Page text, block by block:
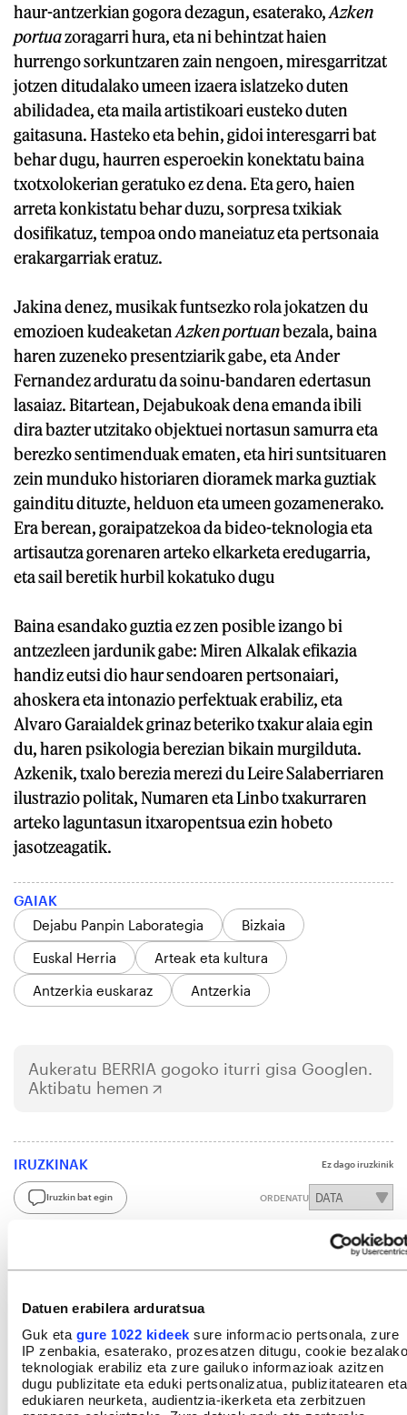
Datuen erabilera arduratsua
Guk eta gure 1022 kideek sure informacio pertsonala, zure
IP zenbakia, esaterako, prozesatzen ditugu, cookie bezalako
teknologiak erabiliz eta zure gailuko informazioak azitzen
dugu publizitate eta eduki pertsonalizatua, publizitatearen eta
edukiaren neurketa, audientzia-ikerketa eta zerbitzuen
haur-antzerkian gogora dezagun, esaterako,Azken
portuazoragarri hura, eta ni behintzat haien
hurrengo sorkuntzaren zain nengoen, miresgarritzat
jotzen ditudalako umeen izaera islatzeko duten
abilidadea, eta maila artistikoari eusteko duten
gaitasuna. Hasteko eta behin, gidoi interesgarri bat
behar dugu, haurren esperoekin konektatu baina
txotxolokerian geratuko ez dena. Eta gero, haien
arreta konkistatu behar duzu, sorpresa txikiak
dosifikatuz, tempoa ondo maneiatuz eta pertsonaia
erakargarriak eratuz.
Jakina denez, musikak funtsezko rola jokatzen du
emozioen kudeaketanAzken portuanbezala, baina
haren zuzeneko presentziarik gabe, eta Ander
Fernandez arduratu da soinu-bandaren edertasun
lasaiaz. Bitartean, Dejabukoak dena emanda ibili
dira bazter utzitako objektuei nortasun samurra eta
berezko sentimenduak ematen, eta hiri suntsituaren
zein munduko historiaren dioramek marka guztiak
gainditu dituzte, helduon eta umeen gozamenerako.
Era berean, goraipatzekoa da bideo-teknologia eta
artisautza gorenaren arteko elkarketa eredugarria,
eta sail beretik hurbil kokatuko dugu
Baina esandako guztia ez zen posible izango bi
antzezleen jardunik gabe: Miren Alkalak efikazia
handiz eutsi dio haur sendoaren pertsonaiari,
ahoskera eta intonazio perfektuak erabiliz, eta
Alvaro Garaialdek grinaz beteriko txakur alaia egin
du, haren psikologia berezian bikain murgilduta.
Azkenik, txalo berezia merezi du Leire Salaberriaren
ilustrazio politak, Numaren eta Linbo txakurraren
arteko laguntasun itxaropentsua ezin hobeto
jasotzeagatik.
GAIAK
Dejabu Panpin Laborategia
Bizkaia
Euskal Herria
Arteak eta kultura
Antzerkia euskaraz
Antzerkia
Aukeratu BERRIA gogoko iturri gisa Googlen.
Aktibatu hemen
IRUZKINAK Ez dago iruzkinik
Iruzkin bat egin ORDENATU